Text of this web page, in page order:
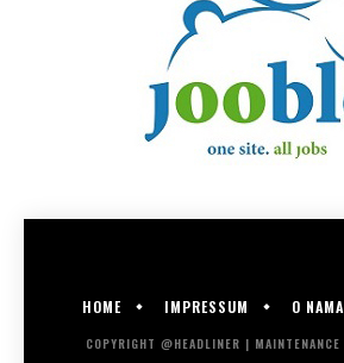
HOME IMPRESSUM O NAMA
COPYRIGHT @HEADLINER | MAINTENANCE